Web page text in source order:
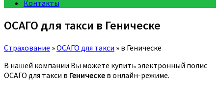
Контакты
ОСАГО для такси в Геническе
Страхование »ОСАГО для такси » в Геническе
В нашей компании Вы можете купить электронный полис
ОСАГО для такси в Геническе в онлайн-режиме.